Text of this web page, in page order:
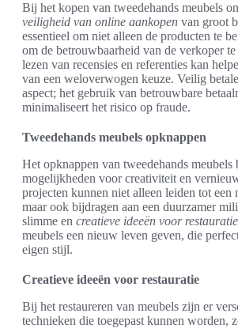
Bij het kopen van tweedehands meubels
veiligheid van online aankopen van groot
essentieel om niet alleen de producten te
om de betrouwbaarheid van de verkoper
lezen van recensies en referenties kan
van een weloverwogen keuze. Veilig
aspect; het gebruik van betrouwbare
minimaliseert het risico op fraude.
Tweedehands meubels opknappen
Het opknappen van tweedehands meubels
mogelijkheden voor creativiteit en
projecten kunnen niet alleen leiden tot een
maar ook bijdragen aan een duurzamer
slimme en creatieve ideeën voor restauratie
meubels een nieuw leven geven, die
eigen stijl.
Creatieve ideeën voor restauratie
Bij het restaureren van meubels zijn er
technieken die toegepast kunnen worden,